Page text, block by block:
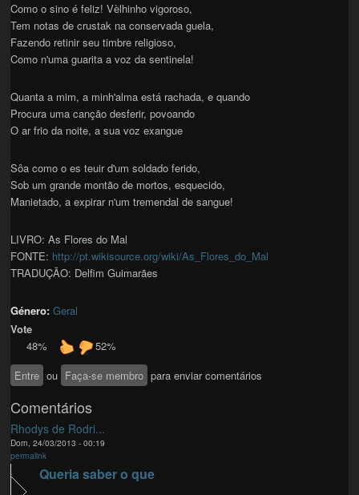
Como o sino é feliz! Vèlhinho vigoroso,
Tem notas de crustak na conservada guela,
Fazendo retinir seu timbre religioso,
Como n'uma guarita a voz da sentinela!
Quanta a mim, a minh'alma está rachada, e quando
Procura uma canção desferir, povoando
O ar frio da noite, a sua voz exangue
Sôa como o es teuir d'um soldado ferido,
Sob um grande montão de mortos, esquecido,
Manietado, a expirar n'um tremendal de sangue!
LIVRO: As Flores do Mal
FONTE: http://pt.wikisource.org/wiki/As_Flores_do_Mal
TRADUÇÃO: Delfim Guimarães
Género:Geral
Vote
48%
52%
Entre ou Faça-se membro para enviar comentários
Comentários
Rhodys de Rodri...
Dom, 24/03/2013 - 00:19
permalink
Queria saber o que